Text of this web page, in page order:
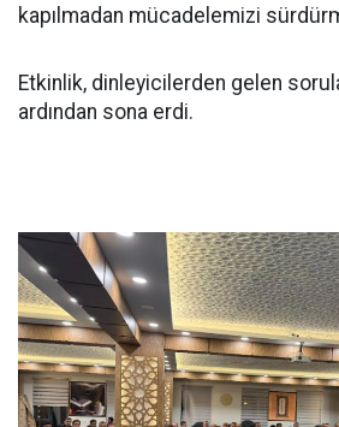
kapılmadan mücadelemizi
Etkinlik, dinleyicilerden gelen
ardından sona erdi.